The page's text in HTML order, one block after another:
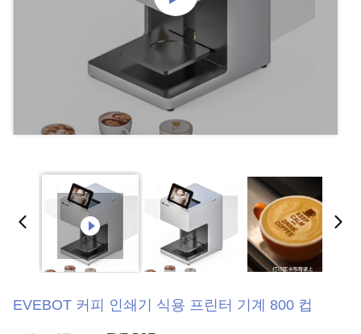
EVEBOT 커피 인쇄기 식용 프린터 기계 800 컵